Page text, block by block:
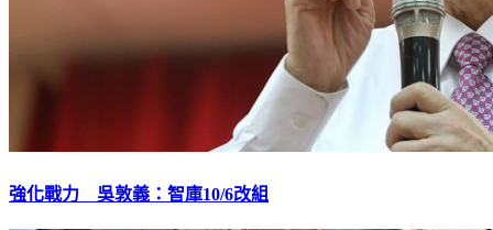
強化戰力 吳敦義：智庫10/6改組